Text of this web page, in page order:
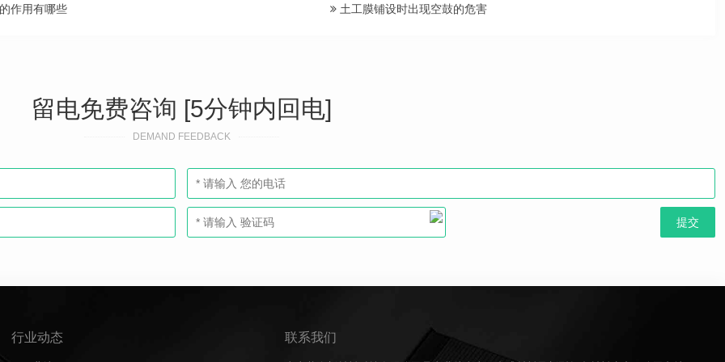
作用有哪些 土工膜铺设时出现空鼓的危害
留电免费咨询 [5分钟内回电]
DEMAND FEEDBACK
行业动态 联系我们